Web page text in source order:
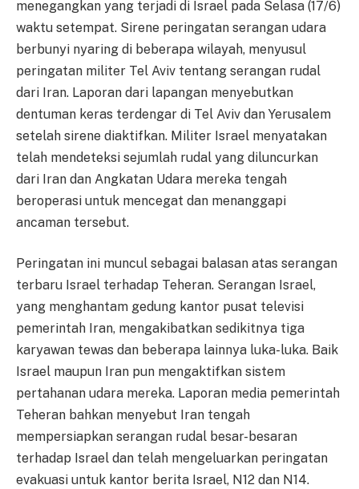
menegangkan yang terjadi di Israel pada Selasa (17/6)
waktu setempat. Sirene peringatan serangan udara
berbunyi nyaring di beberapa wilayah, menyusul
peringatan militer Tel Aviv tentang serangan rudal
dari Iran. Laporan dari lapangan menyebutkan
dentuman keras terdengar di Tel Aviv dan Yerusalem
setelah sirene diaktifkan. Militer Israel menyatakan
telah mendeteksi sejumlah rudal yang diluncurkan
dari Iran dan Angkatan Udara mereka tengah
beroperasi untuk mencegat dan menanggapi
ancaman tersebut.
Peringatan ini muncul sebagai balasan atas serangan
terbaru Israel terhadap Teheran. Serangan Israel,
yang menghantam gedung kantor pusat televisi
pemerintah Iran, mengakibatkan sedikitnya tiga
karyawan tewas dan beberapa lainnya luka-luka. Baik
Israel maupun Iran pun mengaktifkan sistem
pertahanan udara mereka. Laporan media pemerintah
Teheran bahkan menyebut Iran tengah
mempersiapkan serangan rudal besar-besaran
terhadap Israel dan telah mengeluarkan peringatan
evakuasi untuk kantor berita Israel, N12 dan N14.